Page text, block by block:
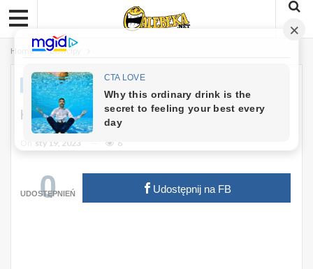
Home Dowcipy
DOWCIPY
Kawał: Napad Na Bank
sty 19, 2023 6
0
UDOSTĘPNIEŃ Udostępnij na FB